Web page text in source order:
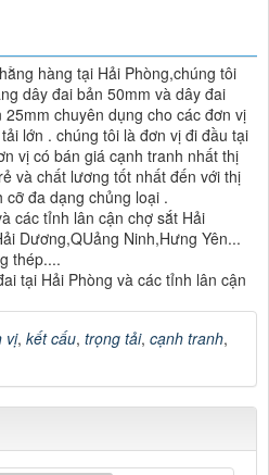
hàng tại Hải Phòng,chúng tôi
dây đai bản 50mm và dây đai
chuyên dụng cho các đơn vị
lớn . chúng tôi là đơn vị đi đầu tại
vị có bán giá cạnh tranh nhất thị
và chất lương tốt nhất đến với thị
đa dạng chủng loại .
các tỉnh lân cận chợ sắt Hải
Dương,QUảng Ninh,Hưng Yên...
thép....
tại Hải Phòng và các tỉnh lân cận
vị, kết cấu, trọng tải, cạnh tranh,